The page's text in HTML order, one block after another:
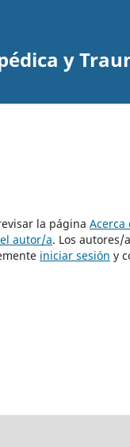
y
la página Acerca
autor/a. Los autores/
iniciar sesión y